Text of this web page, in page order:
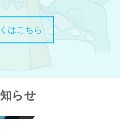
はこちら
らせ